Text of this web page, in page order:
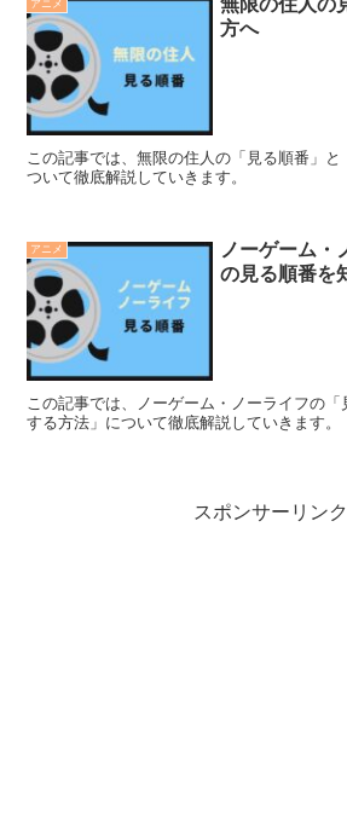
アニメ
方へ
この記事では、無限の住人の「見る順番」
ついて徹底解説していきます。
アニメ
ノーゲーム・
の見る順番を
この記事では、ノーゲーム・ノーライフの
する方法」について徹底解説していきます。
スポンサーリンク